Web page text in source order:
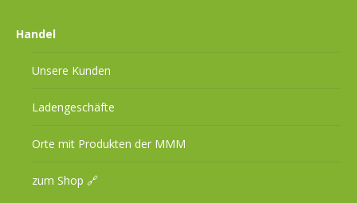
Handel
Unsere Kunden
Ladengeschäfte
Orte mit Produkten der MMM
zum Shop 🔗